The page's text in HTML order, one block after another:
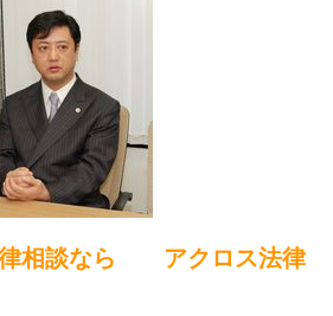
律相談なら アクロス法律